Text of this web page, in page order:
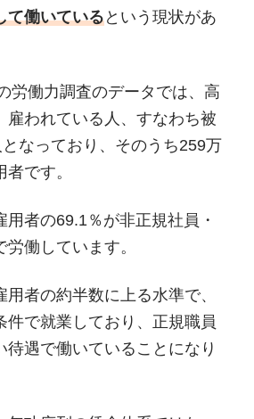
て働いているという現状があ
労働力調査のデータでは、高
雇われている人、すなわち被
なっており、そのうち259万
です。
者の69.1％が非正規社員・
働しています。
者の約半数に上る水準で、
件で就業しており、正規職員
待遇で働いていることになり